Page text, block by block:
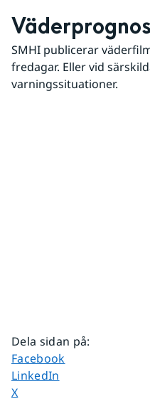
Väderprognos
SMHI publicerar
fredagar. Eller vid
varningssituationer.
Dela sidan på:
Dela sidan på
Facebook
Dela sidan på
LinkedIn
Dela sidan på
X